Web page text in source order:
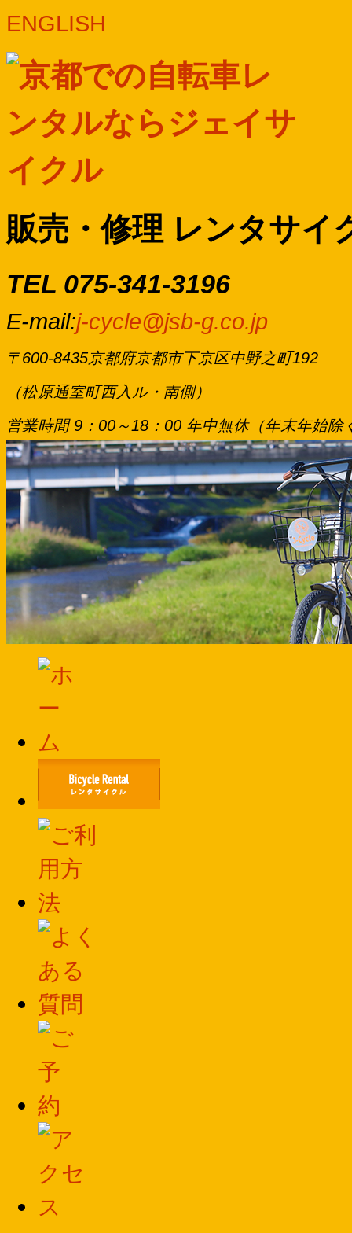
ENGLISH
販売・修理 レンタサイ
TEL 075-341-3196
E-mail:j-cycle@jsb-g.co.jp
〒600-8435京都府京都市下京区中野之町192
（松原通室町西入ル・南側）
営業時間 9：00～18：00 年中無休（年末年始除